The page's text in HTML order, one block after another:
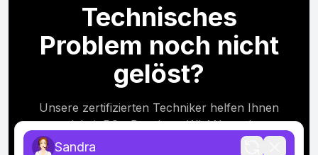
Technisches
Problem noch nicht
gelöst?
Unsere zertifizierten Techniker helfen Ihnen
dabei, PC-, Drucker-, WLAN- und
Softwareprobleme schnell und individuell zu
Sandra